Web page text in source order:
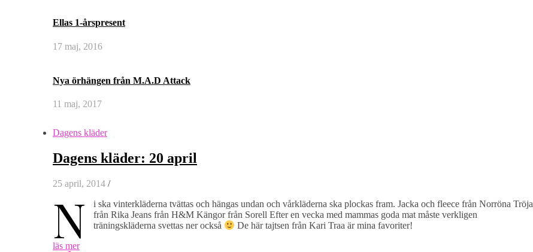
Ellas 1-årspresent
17 maj, 2016
Nya örhängen från M.A.D Attack
11 maj, 2017
Dagens kläder
Dagens kläder: 20 april
25 april, 2014 /
N
i ska vinterkläderna tvättas och hängas undan och vårkläderna ska plockas fram. Jacka och fleece från Norröna Tröja
från Rika Jeans från H&M Kängor från Sorell Efter en vecka med mammas goda mat måste verkligen
träningskläderna svettas ner också
De här tajtsen från Kari Traa är mina favoriter!
läs mer